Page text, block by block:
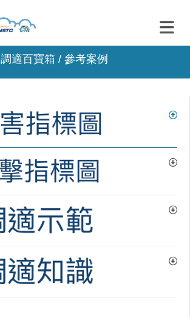
調適百寶箱 / 參考案例